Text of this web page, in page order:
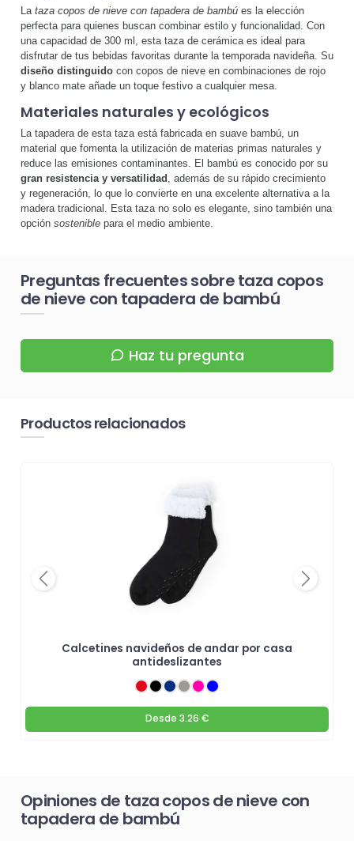
La taza copos de nieve con tapadera de bambú es la elección
perfecta para quienes buscan combinar estilo y funcionalidad. Con
una capacidad de 300 ml, esta taza de cerámica es ideal para
disfrutar de tus bebidas favoritas durante la temporada navideña. Su
diseño distinguido con copos de nieve en combinaciones de rojo
y blanco mate añade un toque festivo a cualquier mesa.
Materiales naturales y ecológicos
La tapadera de esta taza está fabricada en suave bambú, un
material que fomenta la utilización de materias primas naturales y
reduce las emisiones contaminantes. El bambú es conocido por su
gran resistencia y versatilidad , además de su rápido crecimiento
y regeneración, lo que lo convierte en una excelente alternativa a la
madera tradicional. Esta taza no solo es elegante, sino también una
opción sostenible para el medio ambiente.
Preguntas frecuentes sobre taza copos
de nieve con tapadera de bambú
Haz tu pregunta
Productos relacionados
Calcetines navideños de andar por casa
antideslizantes
Desde 3.26 €
Previous Next
Opiniones de taza copos de nieve con
tapadera de bambú